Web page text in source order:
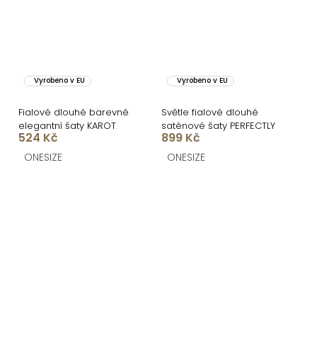
Vyrobeno v EU
Fialové dlouhé barevné
elegantní šaty KAROT
524 Kč
ONESIZE
Vyrobeno v EU
Světle fialové dlouhé
saténové šaty PERFECTLY
899 Kč
ONESIZE